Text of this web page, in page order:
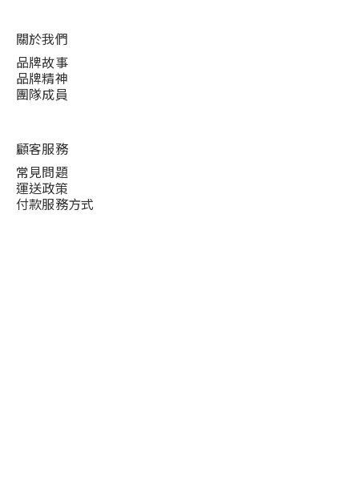
關於我們
品牌故事
品牌精神
團隊成員
顧客服務
常見問題
運送政策
付款服務方式